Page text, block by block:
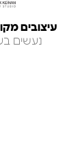
עיצובים
נעשים